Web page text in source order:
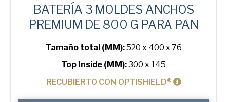
BATERÍA 3 MOLDES ANCHOS
PREMIUM DE 800 G PARA PAN
Tamaño total (MM):520 x 400 x 76
Top Inside (MM):300 x 145
RECUBIERTO CON OPTISHIELD®